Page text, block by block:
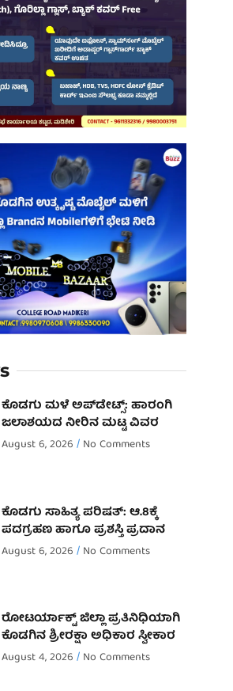
ಕೊಡಗು ಮಳೆ ಅಪ್‌ಡೇಟ್ಸ್: ಹಾರಂಗಿ
ಜಲಾಶಯದ ನೀರಿನ ಮಟ್ಟ ವಿವರ
August 6, 2026 No Comments
ಕೊಡಗು ಸಾಹಿತ್ಯ ಪರಿಷತ್: ಆ.8ಕ್ಕೆ
ಪದಗ್ರಹಣ ಹಾಗೂ ಪ್ರಶಸ್ತಿ ಪ್ರದಾನ
August 6, 2026 No Comments
ರೋಟರ್ಯಾಕ್ಟ್ ಜಿಲ್ಲಾ ಪ್ರತಿನಿಧಿಯಾಗಿ
ಕೊಡಗಿನ ಶ್ರೀರಕ್ಷಾ ಅಧಿಕಾರ ಸ್ವೀಕಾರ
August 4, 2026 No Comments